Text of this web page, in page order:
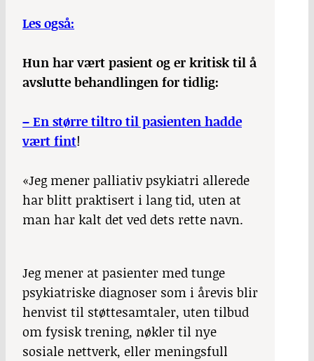
Les også:
Hun har vært pasient og er kritisk til å
avslutte behandlingen for tidlig:
– En større tiltro til pasienten hadde
vært fint!
«Jeg mener palliativ psykiatri allerede
har blitt praktisert i lang tid, uten at
man har kalt det ved dets rette navn.
Jeg mener at pasienter med tunge
psykiatriske diagnoser som i årevis blir
henvist til støttesamtaler, uten tilbud
om fysisk trening, nøkler til nye
sosiale nettverk, eller meningsfull